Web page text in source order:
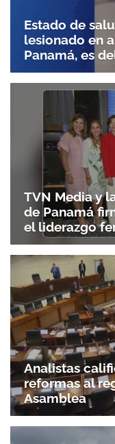
Estado de
lesionado en
Panamá, es
TVN Media y
de Panamá
el liderazgo
Analistas
reformas al
Asamblea